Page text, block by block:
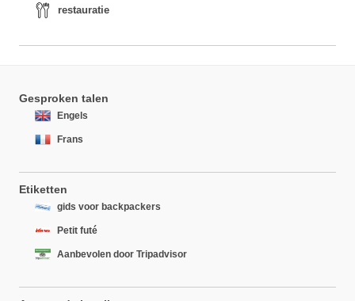
restauratie
Gesproken talen
Engels
Frans
Etiketten
gids voor backpackers
Petit futé
Aanbevolen door Tripadvisor